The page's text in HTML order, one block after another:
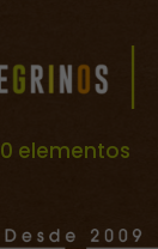
0 elementos